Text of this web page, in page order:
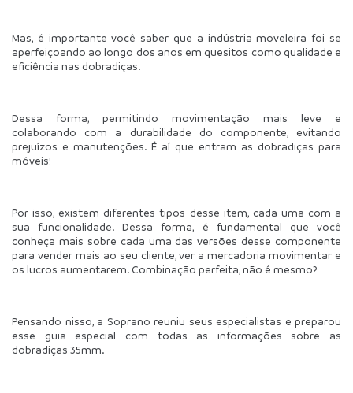
Mas, é importante você saber que a indústria moveleira foi se
aperfeiçoando ao longo dos anos em quesitos como qualidade e
eficiência nas dobradiças.
Dessa forma, permitindo movimentação mais leve e
colaborando com a durabilidade do componente, evitando
prejuízos e manutenções. É aí que entram as dobradiças para
móveis!
Por isso, existem diferentes tipos desse item, cada uma com a
sua funcionalidade. Dessa forma, é fundamental que você
conheça mais sobre cada uma das versões desse componente
para vender mais ao seu cliente, ver a mercadoria movimentar e
os lucros aumentarem. Combinação perfeita, não é mesmo?
Pensando nisso, a Soprano reuniu seus especialistas e preparou
esse guia especial com todas as informações sobre as
dobradiças 35mm.